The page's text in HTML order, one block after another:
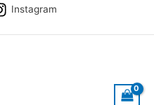
Instagram